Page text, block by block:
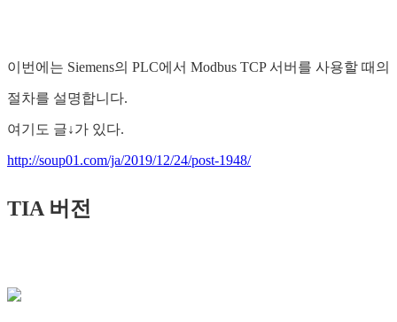
이번에는 Siemens의 PLC에서 Modbus TCP 서버를 사용할 때의
절차를 설명합니다.
여기도 글↓가 있다.
http://soup01.com/ja/2019/12/24/post-1948/
TIA 버전